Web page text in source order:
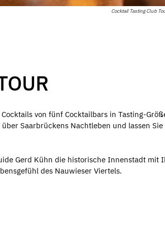
Cocktail Tasting Club
von fünf Cocktailbars in Tasting-
Saarbrückens Nachtleben und lassen Sie
Gerd Kühn die historische Innenstadt mit
des Nauwieser Viertels.